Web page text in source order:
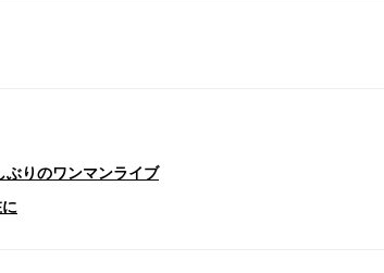
ぶりのワンマンライブ